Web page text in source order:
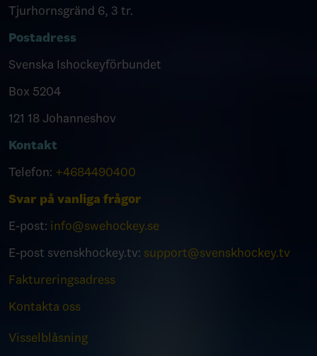
Tjurhornsgränd 6, 3 tr.
Postadress
Svenska Ishockeyförbundet
Box 5204
121 18 Johanneshov
Kontakt
Telefon: +4684490400
Svar på vanliga frågor
E-post: info@swehockey.se
E-post svenskhockey.tv: support@svenskhockey.tv
Faktureringsadress
Kontakta oss
Visselblåsning